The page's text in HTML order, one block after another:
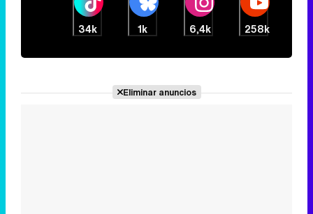
34k 1k 6,4k 258k
Eliminar anuncios